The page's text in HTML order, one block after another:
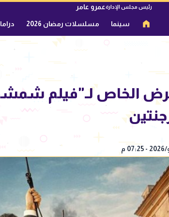
رئيس مجلس الإدارةعمرو عامر
سينما مسلسلات رمضان 2026 دراما
الخاص لـ"فيلم